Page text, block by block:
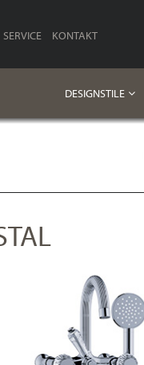
SERVICE KONTAKT
DESIGNSTILE